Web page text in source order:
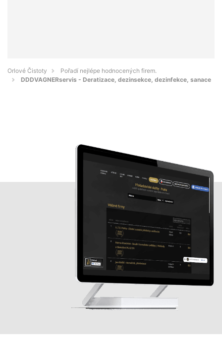
Orlové Čistoty
Pořadí nejlépe hodnocených firem.
DDDVAGNERservis - Deratizace, dezinsekce, dezinfekce, sanace